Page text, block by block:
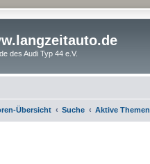
des Audi Typ 44 e.V.
Übersicht Suche Aktive Themen